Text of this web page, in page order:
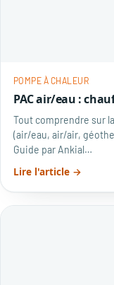
POMPE À CHALEUR
PAC air/eau :
Tout comprendre sur
(air/eau, air/air,
Guide par Ankial…
Lire l'article →